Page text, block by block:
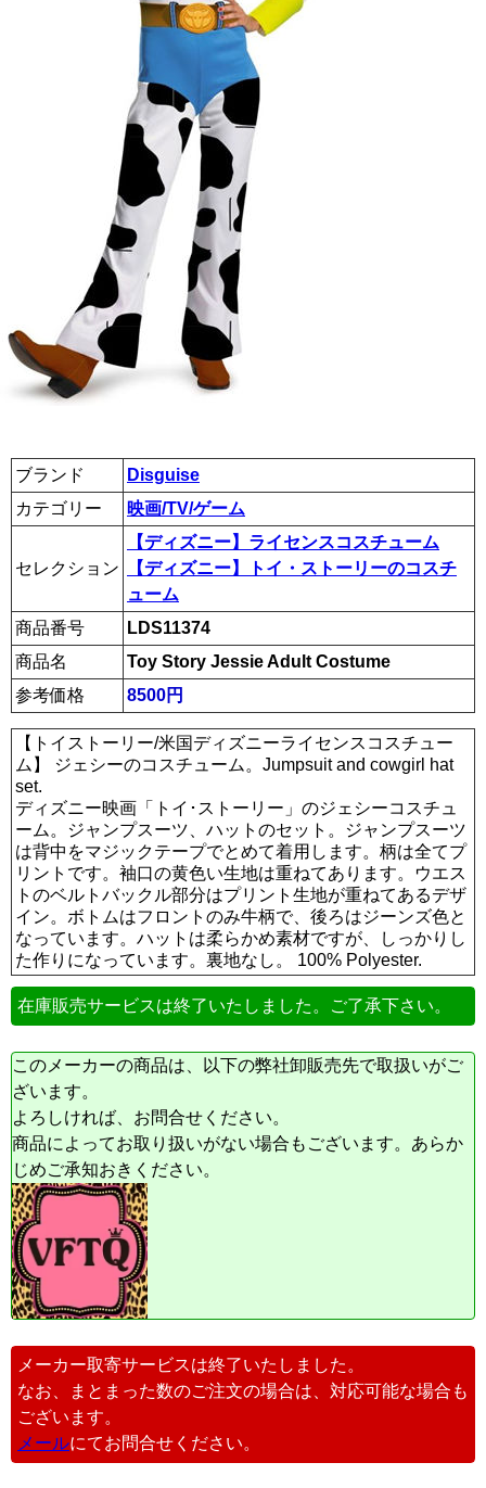
ブランド
Disguise
カテゴリー
映画/TV/ゲーム
セレクション
【ディズニー】ライセンスコスチューム
【ディズニー】トイ・ストーリーのコスチ
ューム
商品番号
LDS11374
商品名
Toy Story Jessie Adult Costume
参考価格
8500円
【トイストーリー/米国ディズニーライセンスコスチュー
ム】 ジェシーのコスチューム。Jumpsuit and cowgirl hat
set.
ディズニー映画「トイ･ストーリー」のジェシーコスチュ
ーム。ジャンプスーツ、ハットのセット。ジャンプスーツ
は背中をマジックテープでとめて着用します。柄は全てプ
リントです。袖口の黄色い生地は重ねてあります。ウエス
トのベルトバックル部分はプリント生地が重ねてあるデザ
イン。ボトムはフロントのみ牛柄で、後ろはジーンズ色と
なっています。ハットは柔らかめ素材ですが、しっかりし
た作りになっています。裏地なし。 100% Polyester.
在庫販売サービスは終了いたしました。ご了承下さい。
このメーカーの商品は、以下の弊社卸販売先で取扱いがご
ざいます。
よろしければ、お問合せください。
商品によってお取り扱いがない場合もございます。あらか
じめご承知おきください。
メーカー取寄サービスは終了いたしました。
なお、まとまった数のご注文の場合は、対応可能な場合も
ございます。
メールにてお問合せください。